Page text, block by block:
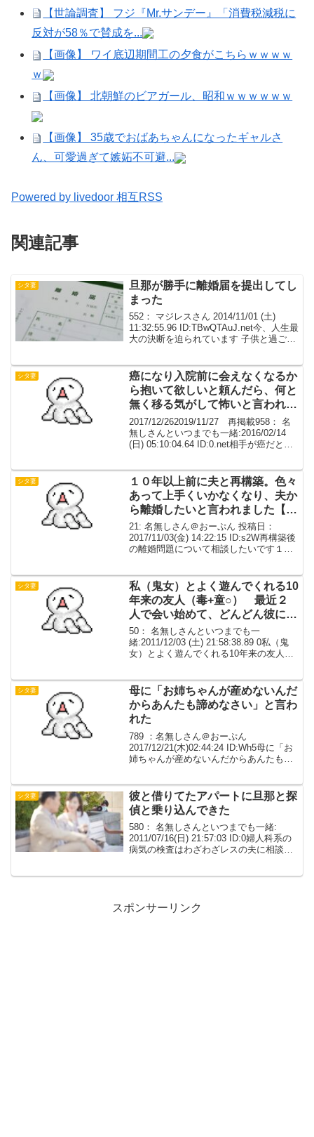
【世論調査】 フジ『Mr.サンデー』「消費税減税に
反対が58％で賛成を...
【画像】 ワイ底辺期間工の夕食がこちらｗｗｗｗ
ｗ
【画像】 北朝鮮のビアガール、昭和ｗｗｗｗｗｗ
【画像】 35歳でおばあちゃんになったギャルさ
ん、可愛過ぎて嫉妬不可避...
Powered by livedoor 相互RSS
関連記事
シタ妻
旦那が勝手に離婚届を提出してし
まった
552： マジレスさん 2014/11/01 (土)
11:32:55.96 ID:TBwQTAuJ.net今、人生最
大の決断を迫られています 子供と過ごす
から憎い・...
シタ妻
癌になり入院前に会えなくなるか
ら抱いて欲しいと頼んだら、何と
無く移る気がして怖いと言われ拒
否された
2017/12/262019/11/27 再掲載958： 名
無しさんといつまでも一緒:2016/02/14
(日) 05:10:04.64 ID:0.net相手が癌だとわ
シタ妻
１０年以上前に夫と再構築。色々
あって上手くいかなくなり、夫か
ら離婚したいと言われました【尻
切】
21: 名無しさん＠おーぷん 投稿日：
2017/11/03(金) 14:22:15 ID:s2W再構築後
の離婚問題について相談したいです１０
くなり、夫から離婚したいと言...
シタ妻
私（鬼女）とよく遊んでくれる10
年来の友人（毒+童○） 最近２
人で会い始めて、どんどん彼に惹
かれていった。
50： 名無しさんといつまでも一
緒:2011/12/03 (土) 21:58:38.89 0私（鬼
女）とよく遊んでくれる10年来の友人
もそんな雰囲気一切ない。友達...
シタ妻
母に「お姉ちゃんが産めないんだ
からあんたも諦めなさい」と言わ
れた
789 ：名無しさん＠おーぷん
2017/12/21(木)02:44:24 ID:Wh5母に「お
姉ちゃんが産めないんだからあんたも諦
と早いうちにわかった。子供を望んで
い...
シタ妻
彼と借りてたアパートに旦那と探
偵と乗り込んできた
580： 名無しさんといつまでも一緒:
2011/07/16(日) 21:57:03 ID:0婦人科系の
病気の検査はわざわざレスの夫に相談し
スポンサーリンク